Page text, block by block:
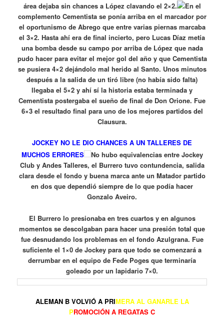
área dejaba sin chances a López clavando el 2×2.
En el
complemento Cementista se ponía arriba en el marcador por
el oportunismo de Abrego que entre varias piernas marcaba
el 3×2. Hasta ahí era de final incierto, pero Lucas Díaz metía
una bomba desde su campo por arriba de López que nada
pudo hacer para evitar el mejor gol del año y que Cementista
se pusiera 4×2 dejándolo mal herido al Santo. Unos minutos
después a la salida de un tiró libre (no había sido falta)
llegaba el 5×2 y ahí sí la historia estaba terminada y
Cementista postergaba el sueño de final de Don Orione. Fue
6×3 el resultado final para uno de los mejores partidos del
Clausura.
JOCKEY NO LE DIO CHANCES A UN TALLERES DE
MUCHOS ERRORES
No hubo equivalencias entre Jockey
Club y Andes Talleres, el Burrero tuvo contundencia, salida
clara desde el fondo y buena marca ante un Matador partido
en dos que dependió siempre de lo que podía hacer
Gonzalo Aveiro.
El Burrero lo presionaba en tres cuartos y en algunos
momentos se descolgaban para hacer una presión total que
fue desnudando los problemas en el fondo Azulgrana. Fue
suficiente el 1×0 de Jockey para que todo se comenzará a
derrumbar en el equipo de Fede Poges que terminaría
goleado por un lapidario 7×0.
ALEMAN B VOLVIÓ A PRIMERA AL GANARLE LA
PROMOCIÓN A REGATAS C